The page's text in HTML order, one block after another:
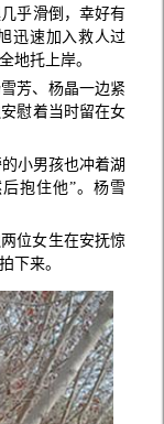
乎滑倒，幸好有
迅速加入救人过
地托上岸。
芳、杨晶一边紧
慰着当时留在女
小男孩也冲着湖
抱住他”。杨雪
位女生在安抚惊
下来。